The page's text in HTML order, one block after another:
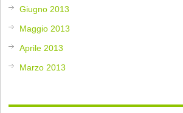
Giugno 2013
Maggio 2013
Aprile 2013
Marzo 2013